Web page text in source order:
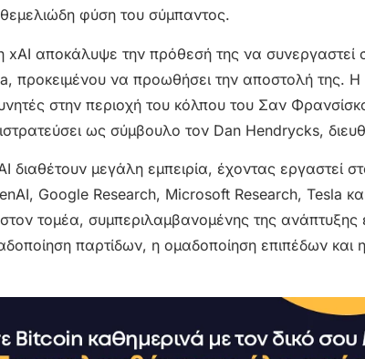
φύση του σύμπαντος.
xAI αποκάλυψε την πρόθεσή της να συνεργαστεί
προκειμένου να προωθήσει την αποστολή της. Η
στην περιοχή του κόλπου του Σαν
ως σύμβουλο τον Dan Hendrycks,
διαθέτουν μεγάλη εμπειρία, έχοντας εργαστεί
Google Research, Microsoft Research, Tesla
τομέα, συμπεριλαμβανομένης της
παρτίδων, η ομαδοποίηση επιπέδων